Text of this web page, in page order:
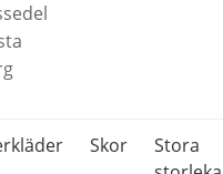
Skor
Stora